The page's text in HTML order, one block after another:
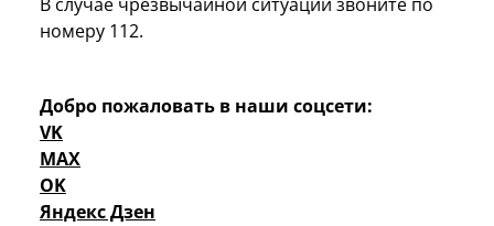
В случае чрезвычайной ситуации звоните по
номеру 112.
Добро пожаловать в наши соцсети:
VK
MAX
OK
Яндекс Дзен